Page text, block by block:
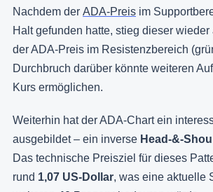
Nachdem der ADA-Preis im
Halt gefunden hatte, stieg dieser wieder
der ADA-Preis im Resistenzbereich
Durchbruch darüber könnte weiteren
Kurs ermöglichen.
Weiterhin hat der ADA-Chart ein
ausgebildet – ein inverse Head-&-
Das technische Preisziel für dieses
rund 1,07 US-Dollar, was eine aktuelle